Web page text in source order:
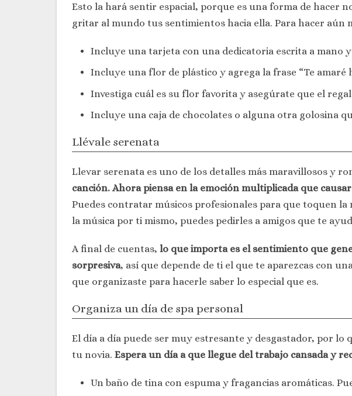
Esto la hará sentir espacial, porque es una forma de hacer
gritar al mundo tus sentimientos hacia ella. Para hacer aún
Incluye una tarjeta con una dedicatoria escrita a mano
Incluye una flor de plástico y agrega la frase “Te
Investiga cuál es su flor favorita y asegúrate que el
Incluye una caja de chocolates o alguna otra golosina
Llévale serenata
Llevar serenata es uno de los detalles más maravillosos y
canción. Ahora piensa en la emoción multiplicada que
Puedes contratar músicos profesionales para que toquen
la música por ti mismo, puedes pedirles a amigos que te
A final de cuentas, lo que importa es el sentimiento que
sorpresiva, así que depende de ti el que te aparezcas con
que organizaste para hacerle saber lo especial que es.
Organiza un día de spa personal
El día a día puede ser muy estresante y desgastador, por lo
tu novia. Espera un día a que llegue del trabajo cansada y
Un baño de tina con espuma y fragancias aromáticas.